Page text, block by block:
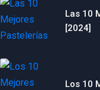
Las 10
[2024]
Los 10